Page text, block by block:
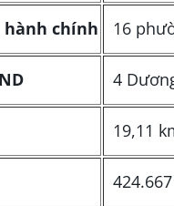
hành chính 16
4
19,11